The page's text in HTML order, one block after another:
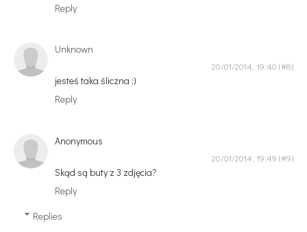
Reply
Unknown
20/01/2014, 19:40
jesteś taka śliczna :)
Reply
Anonymous
20/01/2014, 19:49
Skąd są buty z 3 zdjęcia?
Reply
Replies